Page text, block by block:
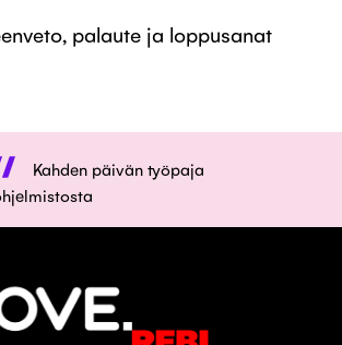
palaute ja loppusanat
Kahden päivän työpaja